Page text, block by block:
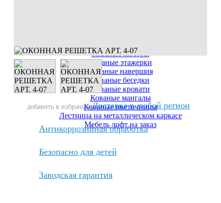
Кованые люстры
Кованые этажерки
Кованые навершия
Кованые беседки
Кованые кровати
Кованые мангалы
Кованые цветочницы
Лестница на металлическом каркасе
Мебель лофт на заказ
добавить в избранноеДоставка в любой регион
Антикоррозийная обработка
Безопасно для детей
Заводская гарантия